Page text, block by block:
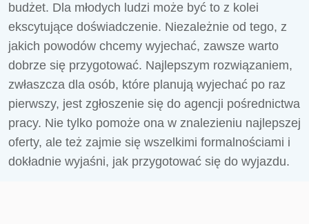
budżet. Dla młodych ludzi może być to z kolei
ekscytujące doświadczenie. Niezależnie od tego, z
jakich powodów chcemy wyjechać, zawsze warto
dobrze się przygotować. Najlepszym rozwiązaniem,
zwłaszcza dla osób, które planują wyjechać po raz
pierwszy, jest zgłoszenie się do agencji pośrednictwa
pracy. Nie tylko pomoże ona w znalezieniu najlepszej
oferty, ale też zajmie się wszelkimi formalnościami i
dokładnie wyjaśni, jak przygotować się do wyjazdu.